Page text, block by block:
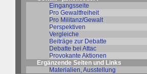
Eingangsseite
Pro Gewaltfreiheit
Pro Militanz/Gewalt
Perspektiven
Vergleiche
Beiträge zur Debatte
Debatte bei Attac
Provokante Aktionen
Ergänzende Seiten und Links
Materialien, Ausstellung